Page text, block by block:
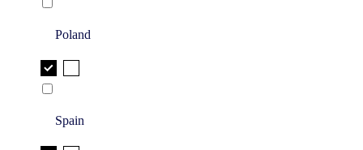
Poland
Spain